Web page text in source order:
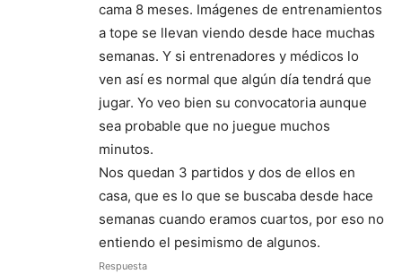
cama 8 meses. Imágenes de entrenamientos
a tope se llevan viendo desde hace muchas
semanas. Y si entrenadores y médicos lo
ven así es normal que algún día tendrá que
jugar. Yo veo bien su convocatoria aunque
sea probable que no juegue muchos
minutos.
Nos quedan 3 partidos y dos de ellos en
casa, que es lo que se buscaba desde hace
semanas cuando eramos cuartos, por eso no
entiendo el pesimismo de algunos.
Respuesta